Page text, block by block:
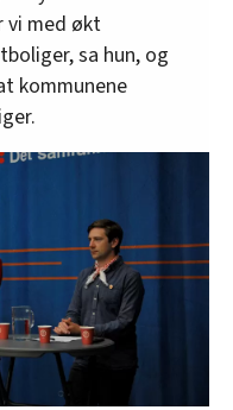
vi med økt
sa hun, og
kommunene